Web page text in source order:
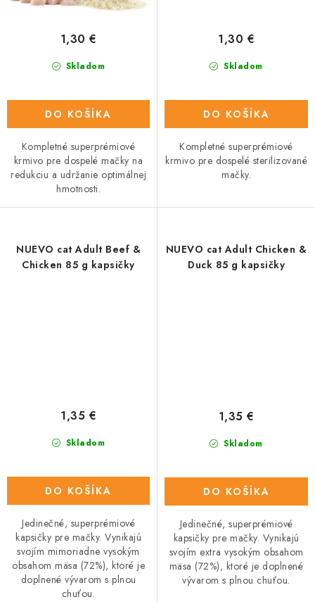
Skladom
1,30 €
DO KOŠÍKA
Kompletné superprémiové
krmivo pre dospelé mačky na
redukciu a udržanie optimálnej
hmotnosti.
Skladom
1,30 €
DO KOŠÍKA
Kompletné superprémiové
krmivo pre dospelé sterilizované
mačky.
NUEVO cat Adult Beef &
Chicken 85 g kapsičky
Skladom
1,35 €
DO KOŠÍKA
Jedinečné, superprémiové
kapsičky pre mačky. Vynikajú
svojím mimoriadne vysokým
obsahom mäsa (72%), ktoré je
doplnené vývarom s plnou
chuťou.
NUEVO cat Adult Chicken &
Duck 85 g kapsičky
Skladom
1,35 €
DO KOŠÍKA
Jedinečné, superprémiové
kapsičky pre mačky. Vynikajú
svojím extra vysokým obsahom
mäsa (72%), ktoré je doplnené
vývarom s plnou chuťou.